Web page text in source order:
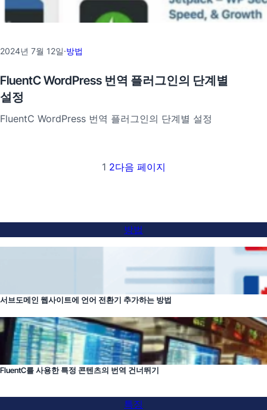
2024년 7월 12일·방법
FluentC WordPress 번역 플러그인의 단계별
설정
FluentC WordPress 번역 플러그인의 단계별 설정
1 2다음 페이지
방법
서브도메인 웹사이트에 언어 전환기 추가하는 방법
FluentC를 사용한 특정 콘텐츠의 번역 건너뛰기
특징